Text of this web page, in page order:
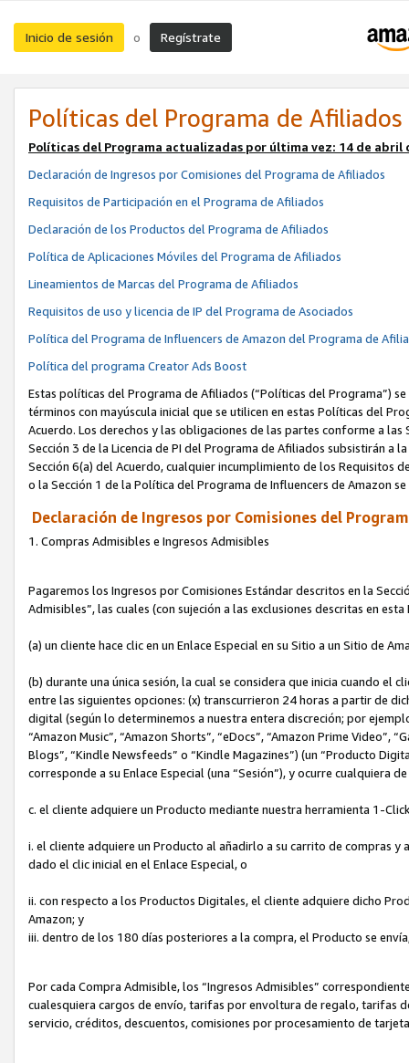
Inicio de sesión o Regístrate
Políticas del Programa de Afiliados
Políticas del Programa actualizadas por última vez: 14 de abril
Declaración de Ingresos por Comisiones del Programa de Afiliados
Requisitos de Participación en el Programa de Afiliados
Declaración de los Productos del Programa de Afiliados
Política de Aplicaciones Móviles del Programa de Afiliados
Lineamientos de Marcas del Programa de Afiliados
Requisitos de uso y licencia de IP del Programa de Asociados
Política del Programa de Influencers de Amazon del Programa de
Política del programa Creator Ads Boost
Estas políticas del Programa de Afiliados (“Políticas del Programa”)
términos con mayúscula inicial que se utilicen en estas Políticas del
Acuerdo. Los derechos y las obligaciones de las partes conforme a
Sección 3 de la Licencia de PI del Programa de Afiliados subsistirán
Sección 6(a) del Acuerdo, cualquier incumplimiento de los Requisitos
o la Sección 1 de la Política del Programa de Influencers de Amazon
Declaración de Ingresos por Comisiones del
1. Compras Admisibles e Ingresos Admisibles
Pagaremos los Ingresos por Comisiones Estándar descritos en la
Admisibles”, las cuales (con sujeción a las exclusiones descritas en
(a) un cliente hace clic en un Enlace Especial en su Sitio a un Sitio de
(b) durante una única sesión, la cual se considera que inicia cuando el
entre las siguientes opciones: (x) transcurrieron 24 horas a partir de
digital (según lo determinemos a nuestra entera discreción; por
“Amazon Music”, “Amazon Shorts”, “eDocs”, “Amazon Prime Video”,
Blogs”, “Kindle Newsfeeds” o “Kindle Magazines”) (un “Producto
corresponde a su Enlace Especial (una “Sesión”), y ocurre cualquiera
c. el cliente adquiere un Producto mediante nuestra herramienta 1-
i. el cliente adquiere un Producto al añadirlo a su carrito de compras
dado el clic inicial en el Enlace Especial, o
ii. con respecto a los Productos Digitales, el cliente adquiere dicho
Amazon; y
iii. dentro de los 180 días posteriores a la compra, el Producto se
Por cada Compra Admisible, los “Ingresos Admisibles”
cualesquiera cargos de envío, tarifas por envoltura de regalo, tarifas
servicio, créditos, descuentos, comisiones por procesamiento de